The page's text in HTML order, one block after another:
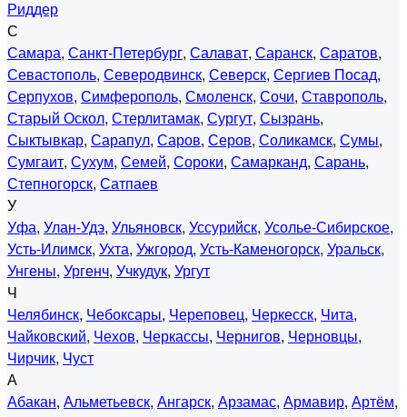
Риддер
С
Самара, Санкт-Петербург, Салават, Саранск, Саратов,
Севастополь, Северодвинск, Северск, Сергиев Посад,
Серпухов, Симферополь, Смоленск, Сочи, Ставрополь,
Старый Оскол, Стерлитамак, Сургут, Сызрань,
Сыктывкар, Сарапул, Саров, Серов, Соликамск, Сумы,
Сумгаит, Сухум, Семей, Сороки, Самарканд, Сарань,
Степногорск, Сатпаев
У
Уфа, Улан-Удэ, Ульяновск, Уссурийск, Усолье-Сибирское,
Усть-Илимск, Ухта, Ужгород, Усть-Каменогорск, Уральск,
Унгены, Ургенч, Учкудук, Ургут
Ч
Челябинск, Чебоксары, Череповец, Черкесск, Чита,
Чайковский, Чехов, Черкассы, Чернигов, Черновцы,
Чирчик, Чуст
А
Абакан, Альметьевск, Ангарск, Арзамас, Армавир, Артём,